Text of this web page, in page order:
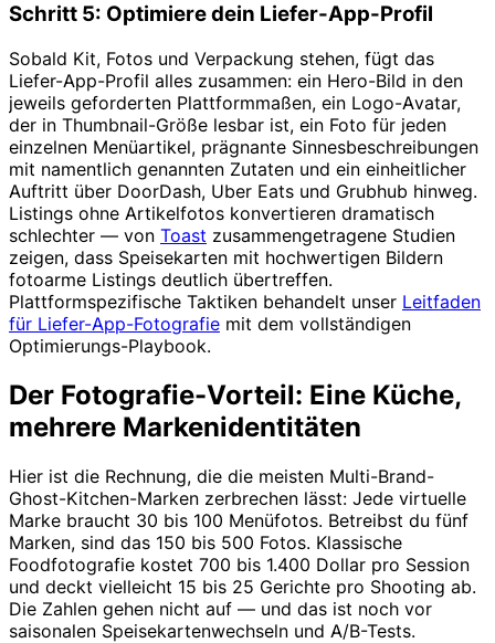
Schritt 5: Optimiere dein Liefer-App-Profil
Sobald Kit, Fotos und Verpackung stehen, fügt das
Liefer-App-Profil alles zusammen: ein Hero-Bild in den
jeweils geforderten Plattformmaßen, ein Logo-Avatar,
der in Thumbnail-Größe lesbar ist, ein Foto für jeden
einzelnen Menüartikel, prägnante Sinnesbeschreibungen
mit namentlich genannten Zutaten und ein einheitlicher
Auftritt über DoorDash, Uber Eats und Grubhub hinweg.
Listings ohne Artikelfotos konvertieren dramatisch
schlechter — von Toast zusammengetragene Studien
zeigen, dass Speisekarten mit hochwertigen Bildern
fotoarme Listings deutlich übertreffen.
Plattformspezifische Taktiken behandelt unser Leitfaden
für Liefer-App-Fotografie mit dem vollständigen
Optimierungs-Playbook.
Der Fotografie-Vorteil: Eine Küche,
mehrere Markenidentitäten
Hier ist die Rechnung, die die meisten Multi-Brand-
Ghost-Kitchen-Marken zerbrechen lässt: Jede virtuelle
Marke braucht 30 bis 100 Menüfotos. Betreibst du fünf
Marken, sind das 150 bis 500 Fotos. Klassische
Foodfotografie kostet 700 bis 1.400 Dollar pro Session
und deckt vielleicht 15 bis 25 Gerichte pro Shooting ab.
Die Zahlen gehen nicht auf — und das ist noch vor
saisonalen Speisekartenwechseln und A/B-Tests.